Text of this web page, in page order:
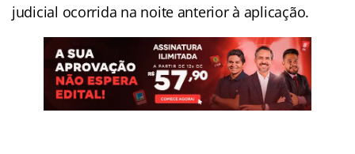
judicial ocorrida na noite anterior à aplicação.